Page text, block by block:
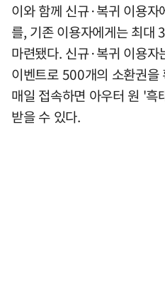
이와 함께 신규·복귀 이용
를, 기존 이용자에게는 최대
마련됐다. 신규·복귀 이용
이벤트로 500개의 소환권
매일 접속하면 아우터 원 '
받을 수 있다.